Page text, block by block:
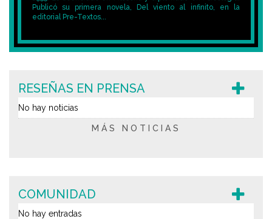
Publicó su primera novela, Del viento al infinito, en la
editorial Pre-Textos...
RESEÑAS EN PRENSA
No hay noticias
MÁS NOTICIAS
COMUNIDAD
No hay entradas